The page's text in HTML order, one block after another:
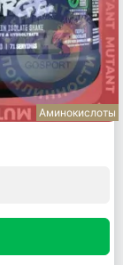
Аминокислоты